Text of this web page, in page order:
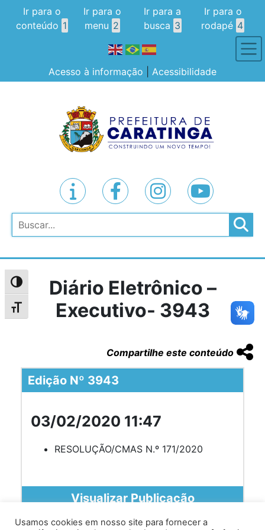
Alternar alto contraste
Alternar tamanho da fonte
Ir para o
conteúdo 1
Ir para o
menu 2
Ir para a
busca 3
Ir para o
rodapé 4
Acesso à informação Acessibilidade
Pesquisar
Diário Eletrônico –
Executivo- 3943
Compartilhe este conteúdo
Edição Nº 3943
03/02/2020 11:47
RESOLUÇÃO/CMAS N.º 171/2020
Visualizar Publicação
Usamos cookies em nosso site para fornecer a